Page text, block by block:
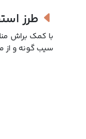
Plommonصورتی
Tranbär
صورتی
طرز
با کمک براش
سیب گونه و از